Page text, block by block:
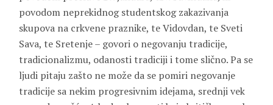
povodom neprekidnog studentskog zakazivanja
skupova na crkvene praznike, te Vidovdan, te Sveti
Sava, te Sretenje – govori o negovanju tradicije,
tradicionalizmu, odanosti tradiciji i tome slično. Pa se
ljudi pitaju zašto ne može da se pomiri negovanje
tradicije sa nekim progresivnim idejama, srednji vek